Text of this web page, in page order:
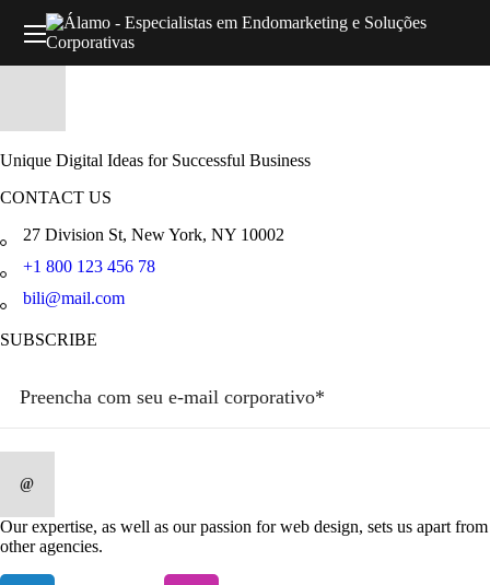
Unique Digital Ideas for Successful Business
CONTACT US
27 Division St, New York, NY 10002
+1 800 123 456 78
bili@mail.com
SUBSCRIBE
Our expertise, as well as our passion for web design, sets us apart from
other agencies.